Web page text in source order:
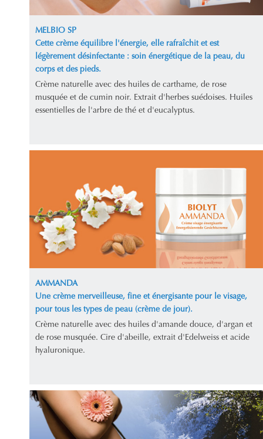
MELBIO SP
Cette crème équilibre l'énergie, elle rafraîchit et est
légèrement désinfectante : soin énergétique de la peau, du
corps et des pieds.
Crème naturelle avec des huiles de carthame, de rose
musquée et de cumin noir. Extrait d'herbes suédoises. Huiles
essentielles de l'arbre de thé et d'eucalyptus.
AMMANDA
Une crème merveilleuse, fine et énergisante pour le visage,
pour tous les types de peau (crème de jour).
Crème naturelle avec des huiles d'amande douce, d'argan et
de rose musquée. Cire d'abeille, extrait d'Edelweiss et acide
hyaluronique.